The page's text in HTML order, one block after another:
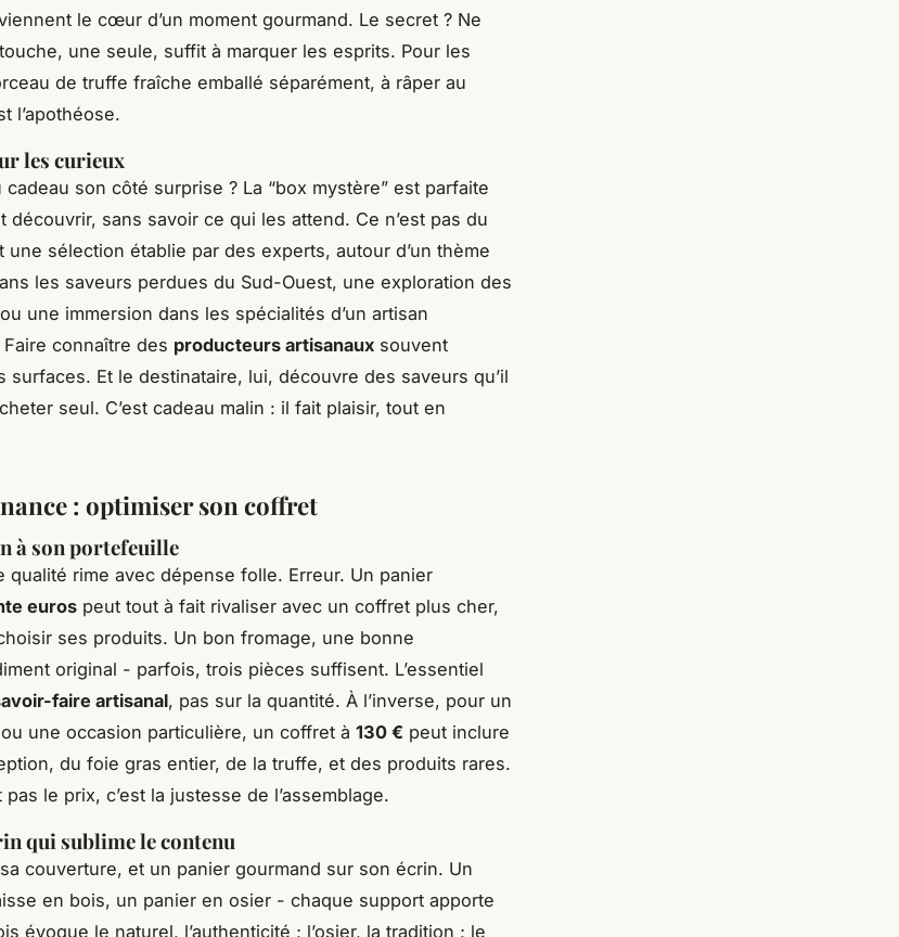
le cœur d’un moment gourmand. Le secret ? Ne
une seule, suffit à marquer les esprits. Pour les
de truffe fraîche emballé séparément, à râper au
l’apothéose.
les curieux
son côté surprise ? La “box mystère” est parfaite
découvrir, sans savoir ce qui les attend. Ce n’est pas du
une sélection établie par des experts, autour d’un thème
les saveurs perdues du Sud-Ouest, une exploration des
une immersion dans les spécialités d’un artisan
Faire connaître des producteurs artisanaux souvent
surfaces. Et le destinataire, lui, découvre des saveurs qu’il
seul. C’est cadeau malin : il fait plaisir, tout en
: optimiser son coffret
à son portefeuille
qualité rime avec dépense folle. Erreur. Un panier
euros peut tout à fait rivaliser avec un coffret plus cher,
ses produits. Un bon fromage, une bonne
original - parfois, trois pièces suffisent. L’essentiel
faire artisanal, pas sur la quantité. À l’inverse, pour un
une occasion particulière, un coffret à 130 € peut inclure
du foie gras entier, de la truffe, et des produits rares.
pas le prix, c’est la justesse de l’assemblage.
qui sublime le contenu
couverture, et un panier gourmand sur son écrin. Un
en bois, un panier en osier - chaque support apporte
évoque le naturel, l’authenticité ; l’osier, la tradition ; le